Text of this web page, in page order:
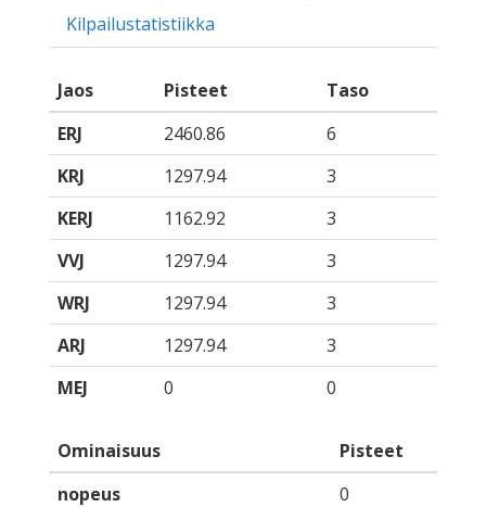
Kilpailustatistiikka
Jaos Pisteet
Taso
ERJ
2460.86
6
KRJ
1297.94
3
KERJ
1162.92
3
VVJ
1297.94
3
WRJ
1297.94
3
ARJ
1297.94
3
MEJ
0 0
Ominaisuus
Pisteet
nopeus
0